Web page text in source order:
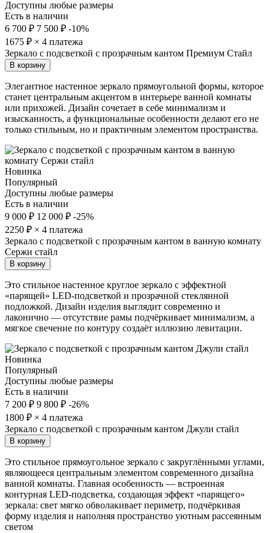
Доступны любые размеры
Есть в наличии
6 700 ₽ 7 500 ₽ -10%
1675 ₽ × 4 платежа
Зеркало с подсветкой с прозрачным кантом Премиум Стайл
В корзину
Элегантное настенное зеркало прямоугольной формы, которое
станет центральным акцентом в интерьере ванной комнаты
или прихожей. Дизайн сочетает в себе минимализм и
изысканность, а функциональные особенности делают его не
только стильным, но и практичным элементом пространства.
Новинка
Популярный
Доступны любые размеры
Есть в наличии
9 000 ₽ 12 000 ₽ -25%
2250 ₽ × 4 платежа
Зеркало с подсветкой с прозрачным кантом в ванную комнату
Сержи стайл
В корзину
Это стильное настенное круглое зеркало с эффектной
«парящей» LED-подсветкой и прозрачной стеклянной
подложкой. Дизайн изделия выглядит современно и
лаконично — отсутствие рамы подчёркивает минимализм, а
мягкое свечение по контуру создаёт иллюзию левитации.
Новинка
Популярный
Доступны любые размеры
Есть в наличии
7 200 ₽ 9 800 ₽ -26%
1800 ₽ × 4 платежа
Зеркало с подсветкой с прозрачным кантом Джули стайл
В корзину
Это стильное прямоугольное зеркало с закруглёнными углами,
являющееся центральным элементом современного дизайна
ванной комнаты. Главная особенность — встроенная
контурная LED-подсветка, создающая эффект «парящего»
зеркала: свет мягко обволакивает периметр, подчёркивая
форму изделия и наполняя пространство уютным рассеянным
светом